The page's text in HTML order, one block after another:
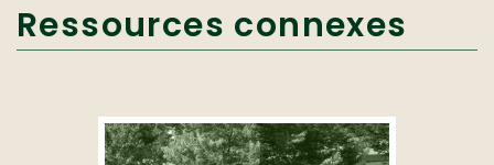
Ressources connexes